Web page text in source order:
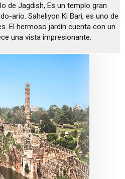
de Jagdish, Es un templo gran
ario. Saheliyon Ki Bari, es uno de
El hermoso jardín cuenta con un
una vista impresionante.